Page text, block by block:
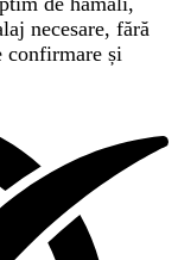
necesare, fără
confirmare și